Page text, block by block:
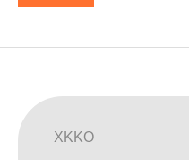
XKKO